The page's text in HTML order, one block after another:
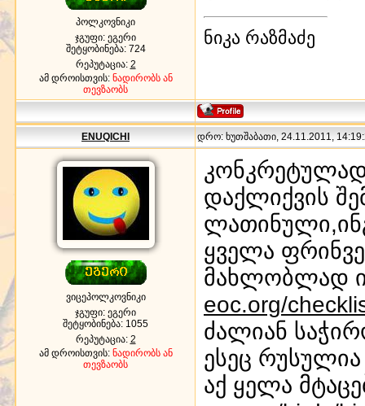
პოლკოვნიკი
ჯგუფი: ეგერი
შეტყობინება: 724
რეპუტაცია: 2
ამ დროისთვის: ნადირობს ან
თევზაობს
ნიკა რაზმაძე
ENUQICHI დრო: ხუთშაბათი, 24.11.2011,
ვიცეპოლკოვნიკი
ჯგუფი: ეგერი
შეტყობინება: 1055
რეპუტაცია: 2
ამ დროისთვის: ნადირობს ან
თევზაობს
კონკრეტულად
დაქლიქვის
ყველა
მახლობლად
eoc.org/
ძალიან
ესეც
აქ ყელა